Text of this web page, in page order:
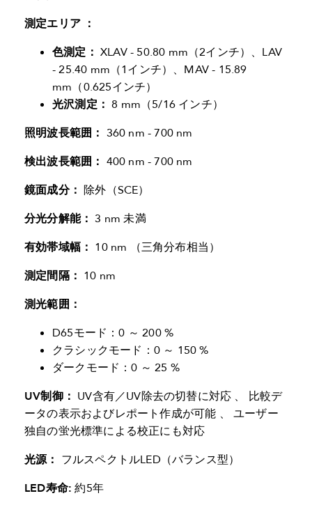
測定エリア ：
色測定： XLAV - 50.80 mm（2インチ）、LAV
- 25.40 mm（1インチ）、MAV - 15.89
mm（0.625インチ）
光沢測定： 8 mm（5/16 インチ）
照明波長範囲： 360 nm - 700 nm
検出波長範囲： 400 nm - 700 nm
鏡面成分： 除外（SCE）
分光分解能： 3 nm 未満
有効帯域幅： 10 nm （三角分布相当）
測定間隔： 10 nm
測光範囲：
D65モード：0 ～ 200 %
クラシックモード：0 ～ 150 %
ダークモード：0 ～ 25 %
UV制御： UV含有／UV除去の切替に対応 、 比較デ
ータの表示およびレポート作成が可能 、 ユーザー
独自の蛍光標準による校正にも対応
光源： フルスペクトルLED（バランス型）
LED寿命: 約5年